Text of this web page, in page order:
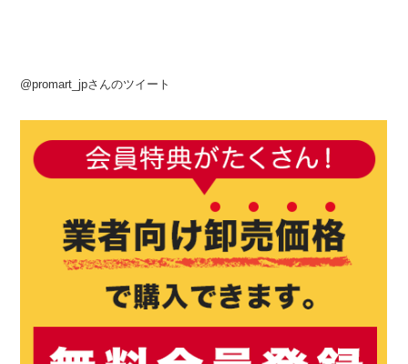
@promart_jpさんのツイート